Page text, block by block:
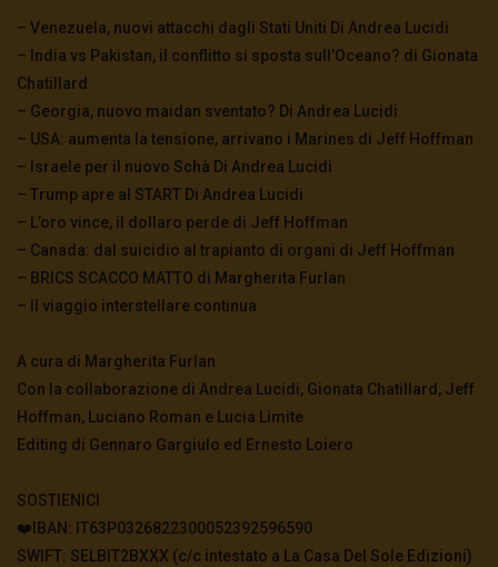
0
79 0 0 315 0
– Venezuela, nuovi attacchi dagli Stati Uniti Di Andrea Lucidi
– India vs Pakistan, il conflitto si sposta sull’Oceano? di Gionata
Chatillard
– Georgia, nuovo maidan sventato? Di Andrea Lucidi
– USA: aumenta la tensione, arrivano i Marines di Jeff Hoffman
– Israele per il nuovo Schà Di Andrea Lucidi
– Trump apre al START Di Andrea Lucidi
– L’oro vince, il dollaro perde di Jeff Hoffman
– Canada: dal suicidio al trapianto di organi di Jeff Hoffman
– BRICS SCACCO MATTO di Margherita Furlan
– Il viaggio interstellare continua
A cura di Margherita Furlan
Con la collaborazione di Andrea Lucidi, Gionata Chatillard, Jeff
Hoffman, Luciano Roman e Lucia Limite
Editing di Gennaro Gargiulo ed Ernesto Loiero
SOSTIENICI
❤️IBAN: IT63P0326822300052392596590
SWIFT: SELBIT2BXXX (c/c intestato a La Casa Del Sole Edizioni)